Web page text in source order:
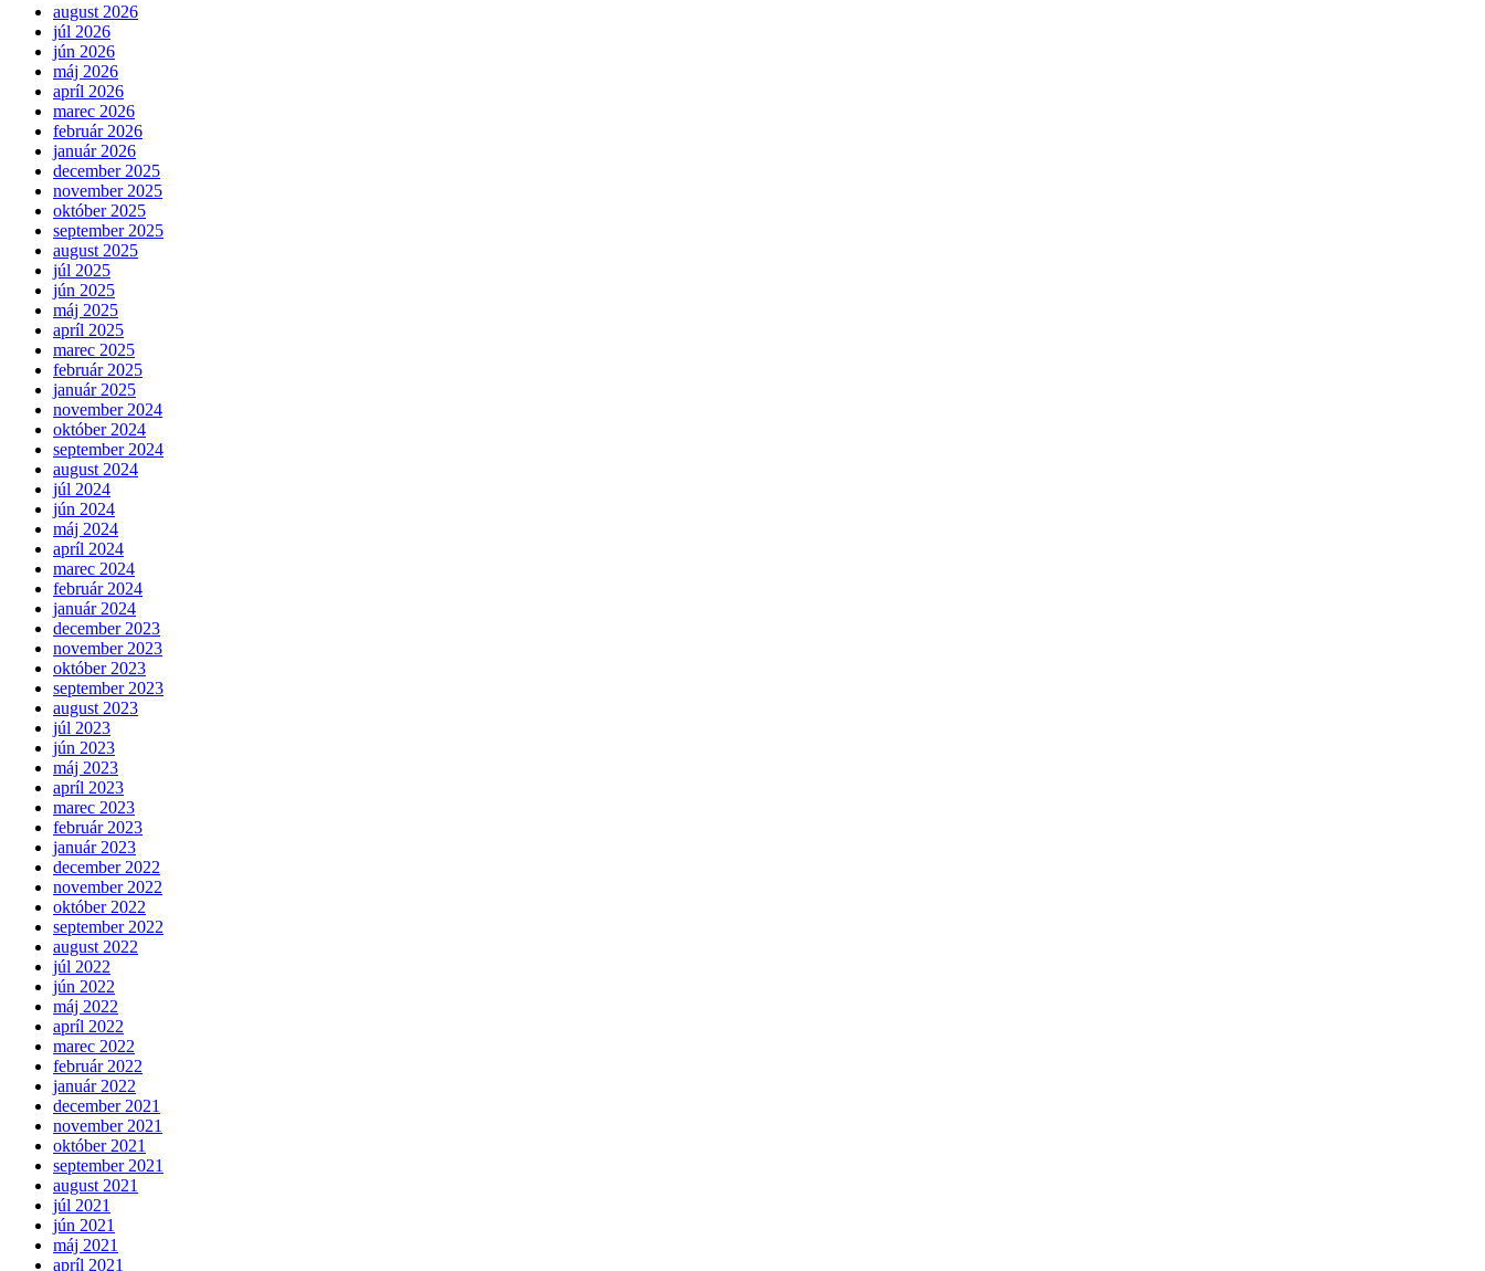
august 2026
júl 2026
jún 2026
máj 2026
apríl 2026
marec 2026
február 2026
január 2026
december 2025
november 2025
október 2025
september 2025
august 2025
júl 2025
jún 2025
máj 2025
apríl 2025
marec 2025
február 2025
január 2025
november 2024
október 2024
september 2024
august 2024
júl 2024
jún 2024
máj 2024
apríl 2024
marec 2024
február 2024
január 2024
december 2023
november 2023
október 2023
september 2023
august 2023
júl 2023
jún 2023
máj 2023
apríl 2023
marec 2023
február 2023
január 2023
december 2022
november 2022
október 2022
september 2022
august 2022
júl 2022
jún 2022
máj 2022
apríl 2022
marec 2022
február 2022
január 2022
december 2021
november 2021
október 2021
september 2021
august 2021
júl 2021
jún 2021
máj 2021
apríl 2021